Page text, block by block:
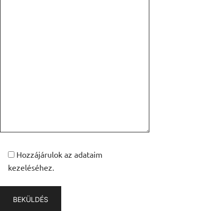
Hozzájárulok az adataim
kezeléséhez.